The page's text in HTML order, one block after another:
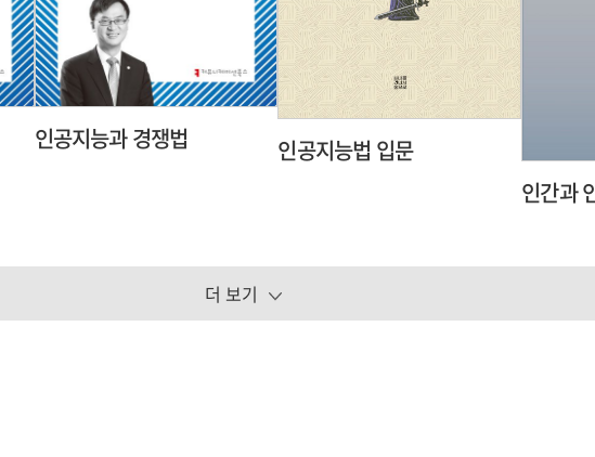
인공지능과 경쟁법
인공지능법 입문
인간과
더 보기